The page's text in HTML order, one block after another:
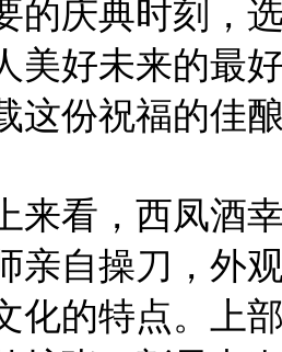
的庆典时刻，
美好未来的最
这份祝福的佳
来看，西凤酒
亲自操刀，外
化的特点。上